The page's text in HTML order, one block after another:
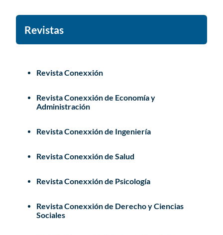
Revistas
Revista Conexxión
Revista Conexxión de Economía y
Administración
Revista Conexxión de Ingeniería
Revista Conexxión de Salud
Revista Conexxión de Psicología
Revista Conexxión de Derecho y Ciencias
Sociales